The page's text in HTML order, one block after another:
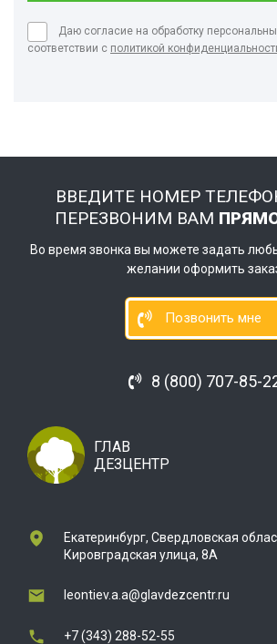
Даю согласие на обработку
соответствии с политикой
ВВЕДИТЕ НОМЕР
ПЕРЕЗВОНИМ ВАМ
Во время звонка вы можете задать
желании оформить
Позвонить мне
8 (800) 707-85-
ГЛАВ
ДЕЗЦЕНТР
Екатеринбург, Свердловская
Кировградская улица, 8А
leontiev.a.a@glavdezcentr.ru
+7 (343) 288-52-55